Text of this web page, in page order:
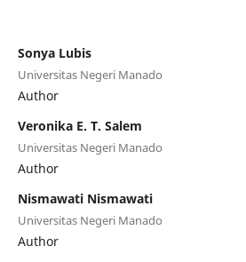
Sonya Lubis
Universitas Negeri Manado
Author
Veronika E. T. Salem
Universitas Negeri Manado
Author
Nismawati Nismawati
Universitas Negeri Manado
Author